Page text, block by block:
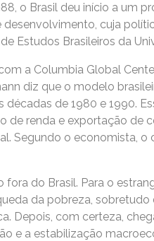
o Brasil deu início a um
cuja
Estudos Brasileiros da
a Columbia Global
diz que o modelo
de 1980 e 1990.
de renda e exportação de
Segundo o economista,
do Brasil. Para o
da pobreza,
Depois, com certeza,
e a estabilização